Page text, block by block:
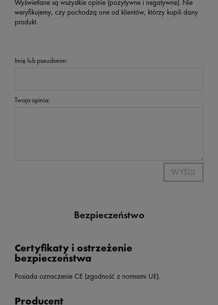
Wyświetlane są wszystkie opinie (pozytywne i negatywne). Nie
weryfikujemy, czy pochodzą one od klientów, którzy kupili dany
produkt.
Imię lub pseudonim:
Twoja opinia:
WYŚLIJ
Bezpieczeństwo
Certyfikaty i ostrzeżenie
bezpieczeństwa
Posiada oznaczenie CE (zgodność z normami UE).
Producent